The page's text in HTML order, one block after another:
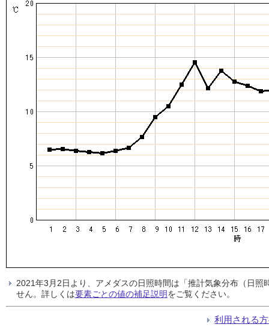
2021年3月2日より、アメダスの日照時間は「推計気象分布（日
せん。詳しくは要素ごとの値の補足説明をご覧ください。
利用される